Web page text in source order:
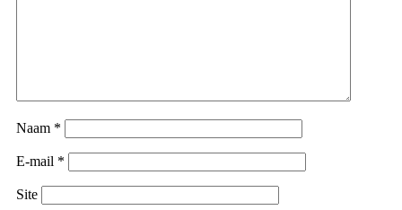
Naam *
E-mail *
Site